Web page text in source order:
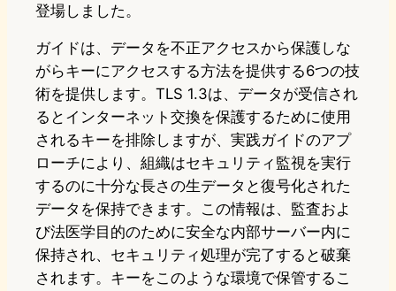
登場しました。
ガイドは、データを不正アクセスから保護しな
がらキーにアクセスする方法を提供する6つの技
術を提供します。TLS 1.3は、データが受信され
るとインターネット交換を保護するために使用
されるキーを排除しますが、実践ガイドのアプ
ローチにより、組織はセキュリティ監視を実行
するのに十分な長さの生データと復号化された
データを保持できます。この情報は、監査およ
び法医学目的のために安全な内部サーバー内に
保持され、セキュリティ処理が完了すると破棄
されます。キーをこのような環境で保管するこ